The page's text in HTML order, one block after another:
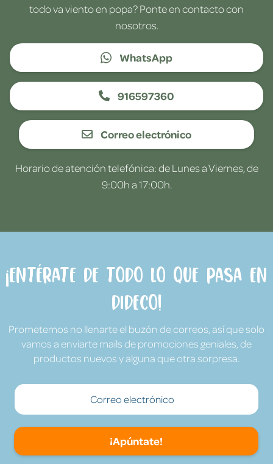
todo va viento en popa? Ponte en contacto con
nosotros.
WhatsApp
916597360
Correo electrónico
Horario de atención telefónica: de Lunes a Viernes, de
9:00h a 17:00h.
¡Entérate de todo lo que pasa en
Dideco!
Prometemos no llenarte el buzón de correos, así que solo
vamos a enviarte mails de promociones geniales, de
productos nuevos y alguna que otra sorpresa.
¡Apúntate!